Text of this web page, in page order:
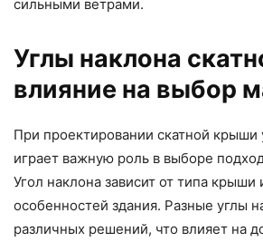
сильными ветрами.
Углы наклона
влияние на выбор
При проектировании скатной крыши
играет важную роль в выборе
Угол наклона зависит от типа крыши
особенностей здания. Разные углы
различных решений, что влияет на